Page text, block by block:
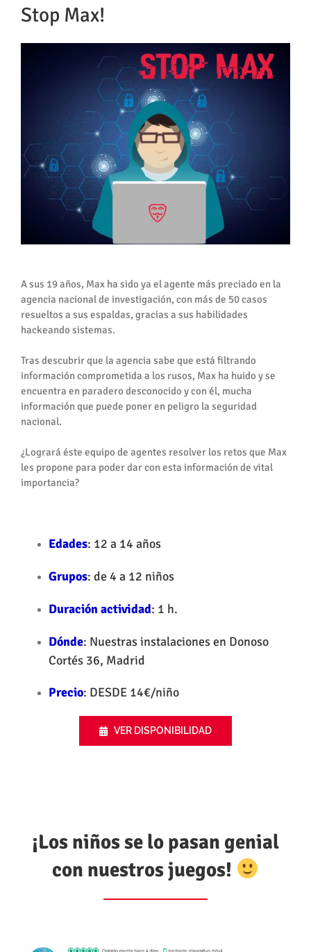
Stop Max!
A sus 19 años, Max ha sido ya el agente más preciado en la
agencia nacional de investigación, con más de 50 casos
resueltos a sus espaldas, gracias a sus habilidades
hackeando sistemas.
Tras descubrir que la agencia sabe que está filtrando
información comprometida a los rusos, Max ha huido y se
encuentra en paradero desconocido y con él, mucha
información que puede poner en peligro la seguridad
nacional.
¿Logrará éste equipo de agentes resolver los retos que Max
les propone para poder dar con esta información de vital
importancia?
Edades: 12 a 14 años
Grupos: de 4 a 12 niños
Duración actividad: 1 h.
Dónde: Nuestras instalaciones en Donoso
Cortés 36, Madrid
Precio: DESDE 14€/niño
VER DISPONIBILIDAD
¡Los niños se lo pasan genial
con nuestros juegos!